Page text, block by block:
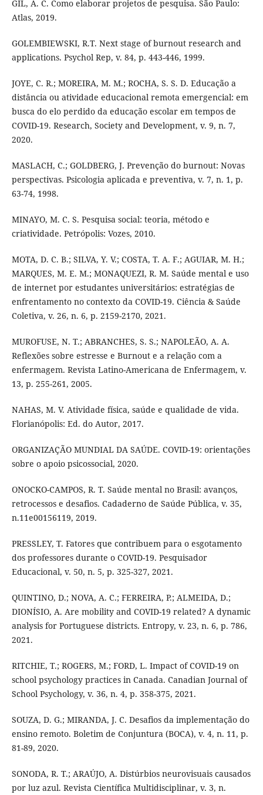
GIL, A. C. Como elaborar projetos de pesquisa. São Paulo:
Atlas, 2019.
GOLEMBIEWSKI, R.T. Next stage of burnout research and
applications. Psychol Rep, v. 84, p. 443-446, 1999.
JOYE, C. R.; MOREIRA, M. M.; ROCHA, S. S. D. Educação a
distância ou atividade educacional remota emergencial: em
busca do elo perdido da educação escolar em tempos de
COVID-19. Research, Society and Development, v. 9, n. 7,
2020.
MASLACH, C.; GOLDBERG, J. Prevenção do burnout: Novas
perspectivas. Psicologia aplicada e preventiva, v. 7, n. 1, p.
63-74, 1998.
MINAYO, M. C. S. Pesquisa social: teoria, método e
criatividade. Petrópolis: Vozes, 2010.
MOTA, D. C. B.; SILVA, Y. V.; COSTA, T. A. F.; AGUIAR, M. H.;
MARQUES, M. E. M.; MONAQUEZI, R. M. Saúde mental e uso
de internet por estudantes universitários: estratégias de
enfrentamento no contexto da COVID-19. Ciência & Saúde
Coletiva, v. 26, n. 6, p. 2159-2170, 2021.
MUROFUSE, N. T.; ABRANCHES, S. S.; NAPOLEÃO, A. A.
Reflexões sobre estresse e Burnout e a relação com a
enfermagem. Revista Latino-Americana de Enfermagem, v.
13, p. 255-261, 2005.
NAHAS, M. V. Atividade física, saúde e qualidade de vida.
Florianópolis: Ed. do Autor, 2017.
ORGANIZAÇÃO MUNDIAL DA SAÚDE. COVID-19: orientações
sobre o apoio psicossocial, 2020.
ONOCKO-CAMPOS, R. T. Saúde mental no Brasil: avanços,
retrocessos e desafios. Cadaderno de Saúde Pública, v. 35,
n.11e00156119, 2019.
PRESSLEY, T. Fatores que contribuem para o esgotamento
dos professores durante o COVID-19. Pesquisador
Educacional, v. 50, n. 5, p. 325-327, 2021.
QUINTINO, D.; NOVA, A. C.; FERREIRA, P.; ALMEIDA, D.;
DIONÍSIO, A. Are mobility and COVID-19 related? A dynamic
analysis for Portuguese districts. Entropy, v. 23, n. 6, p. 786,
2021.
RITCHIE, T.; ROGERS, M.; FORD, L. Impact of COVID-19 on
school psychology practices in Canada. Canadian Journal of
School Psychology, v. 36, n. 4, p. 358-375, 2021.
SOUZA, D. G.; MIRANDA, J. C. Desafios da implementação do
ensino remoto. Boletim de Conjuntura (BOCA), v. 4, n. 11, p.
81-89, 2020.
SONODA, R. T.; ARAÚJO, A. Distúrbios neurovisuais causados
por luz azul. Revista Científica Multidisciplinar, v. 3, n.